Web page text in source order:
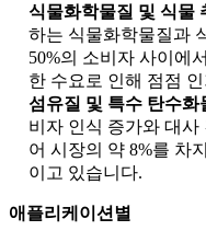
식물화학물질 및 식물
하는 식물화학물질과
50%의 소비자 사이에
한 수요로 인해 점점
섬유질 및 특수 탄수화
비자 인식 증가와 대
어 시장의 약 8%를 차
이고 있습니다.
애플리케이션별